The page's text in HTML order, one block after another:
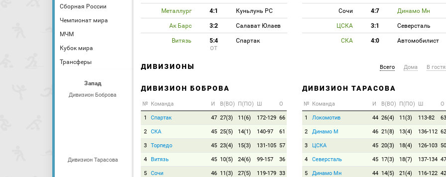
Сборная России
Чемпионат мира
МЧМ
Кубок мира
Трансферы
Запад
Дивизион Боброва
Дивизион Тарасова
Металлург 4:1 Куньлунь РС
Ак Барс 3:2 Салават Юлаев
Витязь 5:4 Спартак
ОТ
Сочи 4:7 Динамо Мн
ЦСКА 3:1 Северсталь
СКА 4:0 Автомобилист
Всего Дома В
ДИВИЗИОНЫ
ДИВИЗИОН БОБРОВА
№ Команда И В(ВО) П(ПО) Ш О
1 Спартак 47 27(3) 11(6) 172-129 66
2 СКА 45 25(5) 14(1) 140-97 61
3 Торпедо 45 23(4) 15(3) 131-105 57
4 Витязь 45 10(5) 24(6) 99-157 36
5 Сочи 46 11(3) 27(5) 119-179 33
ДИВИЗИОН ТАРАСОВА
№ Команда И В(ВО) П(ПО) Ш О
1 Локомотив 44 26(4) 11(3) 113-82 63
2 Динамо М 46 21(8) 13(4) 136-112 62
3 ЦСКА 45 20(3) 18(4) 126-103 50
4 Северсталь 45 17(3) 18(7) 137-134 47
5 Динамо Мн 44 14(5) 21(4) 116-122 42